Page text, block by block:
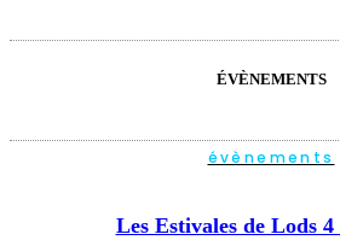
ÉVÈNEMENTS
évènements
Les Estivales de Lods